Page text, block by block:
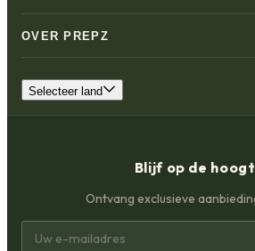
OVER PREPZ
Selecteer land
Blijf op de
Ontvang exclusieve